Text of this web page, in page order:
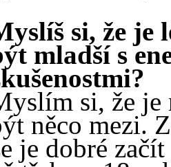
si, že je
mladší s
si, že je
něco mezi.
je dobré začít